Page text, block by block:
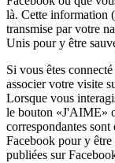
là. Cette information
transmise par votre
Unis pour y être
Si vous êtes
associer votre visite
Lorsque vous
le bouton «J'AIME»
correspondantes
Facebook pour y
publiées sur